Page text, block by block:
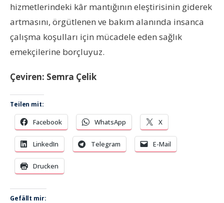
hizmetlerindeki kâr mantığının eleştirisinin giderek
artmasını, örgütlenen ve bakım alanında insanca
çalışma koşulları için mücadele eden sağlık
emekçilerine borçluyuz.
Çeviren: Semra Çelik
Teilen mit:
Facebook WhatsApp X
LinkedIn Telegram E-Mail
Drucken
Gefällt mir: